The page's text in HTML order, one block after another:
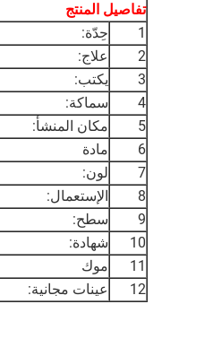
تفاصيل المنتج
1
حِدّة:
2
علاج:
3
يكتب:
4
سماكة:
5
مكان المنشأ:
6
مادة
7
لون:
8
الإستعمال:
9
سطح:
10
شهادة:
11
موك
12
عينات مجانية: